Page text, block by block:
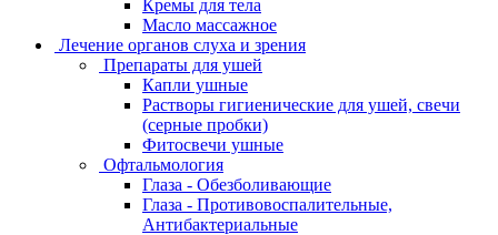
Кремы для тела
Масло массажное
Лечение органов слуха и зрения
Препараты для ушей
Капли ушные
Растворы гигиенические для ушей, свечи
(серные пробки)
Фитосвечи ушные
Офтальмология
Глаза - Обезболивающие
Глаза - Противовоспалительные,
Антибактериальные